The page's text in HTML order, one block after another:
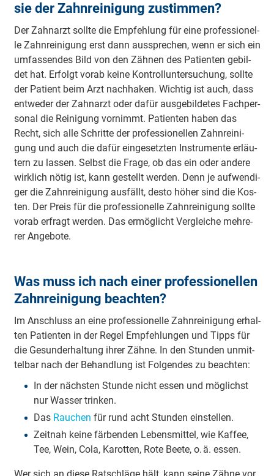
sie der Zahnreinigung zustimmen?
Der Zahn­arzt soll­te die Emp­feh­lung für ei­ne pro­fes­sio­nel­
le Zahn­rei­ni­gung erst dann aus­spre­chen, wenn er sich ein
um­fas­sen­des Bild von den Zäh­nen des Pa­tien­ten ge­bil­
det hat. Er­folgt vor­ab kei­ne Kon­troll­un­ter­su­chung, soll­te
der Pa­tient beim Arzt nach­ha­ken. Wich­tig ist auch, dass
ent­we­der der Zahn­arzt oder da­für aus­ge­bil­de­tes Fach­per­
so­nal die Rei­ni­gung vor­nimmt. Pa­tien­ten ha­ben das
Recht, sich al­le Schrit­te der pro­fes­sio­nel­len Zahn­rei­ni­
gung und auch die da­für ein­ge­setz­ten In­stru­men­te er­läu­
tern zu las­sen. Selbst die Fra­ge, ob das ein oder an­de­re
wirk­lich nö­tig ist, kann ge­stellt wer­den. Denn je auf­wen­di­
ger die Zahn­rei­ni­gung aus­fällt, des­to hö­her sind die Kos­
ten. Der Preis für die pro­fes­sio­nel­le Zahn­rei­ni­gung soll­te
vor­ab er­fragt wer­den. Das er­mög­licht Ver­glei­che meh­re­
rer An­ge­bo­te.
Was muss ich nach einer professionellen
Zahnreinigung beachten?
Im An­schluss an ei­ne pro­fes­sio­nel­le Zahn­rei­ni­gung er­hal­
ten Pa­tien­ten in der Re­gel Emp­feh­lun­gen und Tipps für
die Ge­sund­er­hal­tung ih­rer Zäh­ne. In den Stun­den un­mit­
tel­bar nach der Be­hand­lung ist Fol­gen­des zu be­ach­ten:
In der nächs­ten Stun­de nicht es­sen und mög­lichst
nur Was­ser trin­ken.
Das Rau­chen für rund acht Stun­den ein­stel­len.
Zeit­nah kei­ne fär­ben­den Le­bens­mit­tel, wie Kaf­fee,
Tee, Wein, Co­la, Ka­rot­ten, Ro­te Bee­te, o. ä. es­sen.